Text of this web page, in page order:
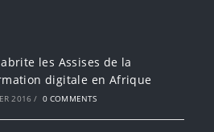
les Assises de la
digitale en Afrique
2016 / 0 COMMENTS